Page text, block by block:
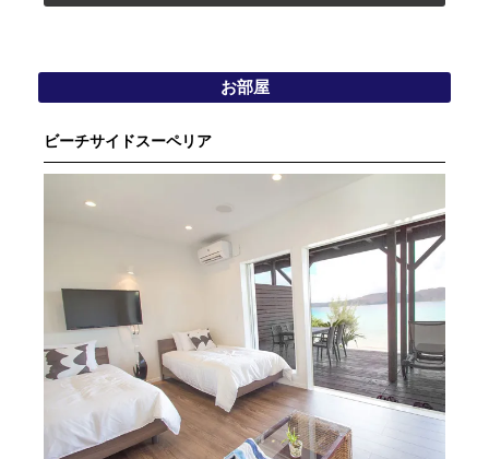
お部屋
ビーチサイドスーペリア